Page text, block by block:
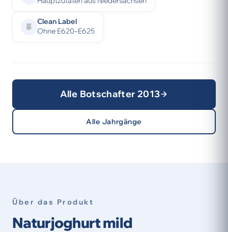
Clean Label
Ohne E620–E625
Alle Botschafter 2013
Alle Jahrgänge
Über das Produkt
Naturjoghurt mild